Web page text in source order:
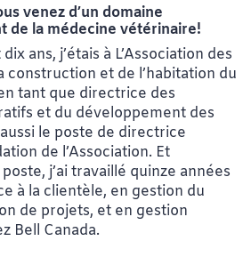
venez d’un domaine
de la médecine vétérinaire!
ans, j’étais à L’Association des
construction et de l’habitation du
tant que directrice des
et du développement des
le poste de directrice
de l’Association. Et
j’ai travaillé quinze années
à la clientèle, en gestion du
de projets, et en gestion
Bell Canada.